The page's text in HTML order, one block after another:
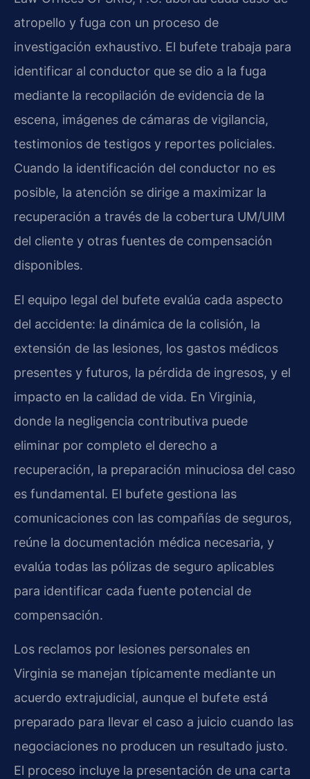
atropello y fuga con un proceso de
investigación exhaustivo. El bufete trabaja para
identificar al conductor que se dio a la fuga
mediante la recopilación de evidencia de la
escena, imágenes de cámaras de vigilancia,
testimonios de testigos y reportes policiales.
Cuando la identificación del conductor no es
posible, la atención se dirige a maximizar la
recuperación a través de la cobertura UM/UIM
del cliente y otras fuentes de compensación
disponibles.
El equipo legal del bufete evalúa cada aspecto
del accidente: la dinámica de la colisión, la
extensión de las lesiones, los gastos médicos
presentes y futuros, la pérdida de ingresos, y el
impacto en la calidad de vida. En Virginia,
donde la negligencia contributiva puede
eliminar por completo el derecho a
recuperación, la preparación minuciosa del caso
es fundamental. El bufete gestiona las
comunicaciones con las compañías de seguros,
reúne la documentación médica necesaria, y
evalúa todas las pólizas de seguro aplicables
para identificar cada fuente potencial de
compensación.
Los reclamos por lesiones personales en
Virginia se manejan típicamente mediante un
acuerdo extrajudicial, aunque el bufete está
preparado para llevar el caso a juicio cuando las
negociaciones no producen un resultado justo.
El proceso incluye la presentación de una carta